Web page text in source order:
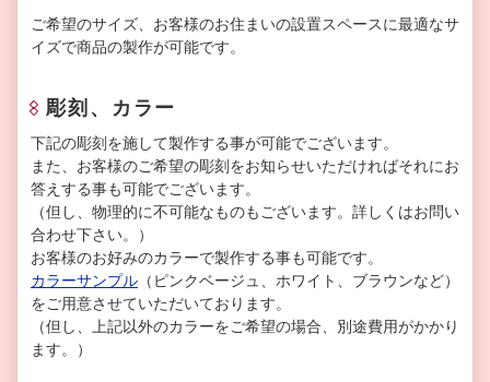
ご希望のサイズ、お客様のお住まいの設置スペースに最適なサ
イズで商品の製作が可能です。
彫刻、カラー
下記の彫刻を施して製作する事が可能でございます。
また、お客様のご希望の彫刻をお知らせいただければそれにお
答えする事も可能でございます。
（但し、物理的に不可能なものもございます。詳しくはお問い
合わせ下さい。）
お客様のお好みのカラーで製作する事も可能です。
カラーサンプル （ピンクベージュ、ホワイト、ブラウンなど）
をご用意させていただいております。
（但し、上記以外のカラーをご希望の場合、別途費用がかかり
ます。）